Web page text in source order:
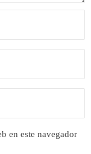
en este navegador